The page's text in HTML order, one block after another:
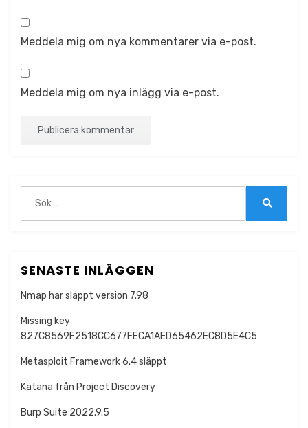
Meddela mig om nya kommentarer via e-post.
Meddela mig om nya inlägg via e-post.
efter:
SENASTE INLÄGGEN
Nmap har släppt version 7.98
Missing key
827C8569F2518CC677FECA1AED65462EC8D5E4C5
Metasploit Framework 6.4 släppt
Katana från Project Discovery
Burp Suite 2022.9.5